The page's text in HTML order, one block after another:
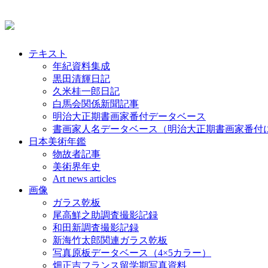
テキスト
年紀資料集成
黒田清輝日記
久米桂一郎日記
白馬会関係新聞記事
明治大正期書画家番付データベース
書画家人名データベース（明治大正期書画家番付
日本美術年鑑
物故者記事
美術界年史
Art news articles
画像
ガラス乾板
尾高鮮之助調査撮影記録
和田新調査撮影記録
新海竹太郎関連ガラス乾板
写真原板データベース（4×5カラー）
畑正吉フランス留学期写真資料